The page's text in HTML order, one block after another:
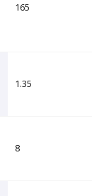
165
1.35
8